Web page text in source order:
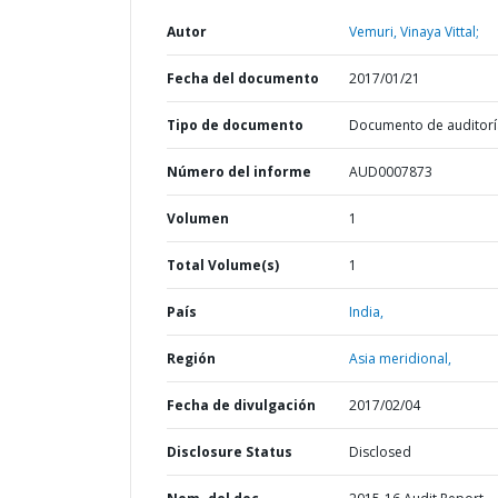
Autor Vemuri, Vinaya Vittal;
Fecha del documento 2017/01/21
Tipo de documento Documento de
Número del informe AUD0007873
Volumen 1
Total Volume(s) 1
País India,
Región Asia meridional,
Fecha de divulgación 2017/02/04
Disclosure Status Disclosed